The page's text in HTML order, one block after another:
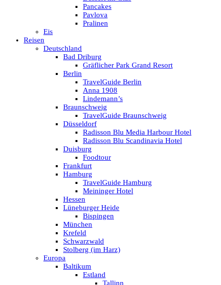
Pancakes
Pavlova
Pralinen
Eis
Reisen
Deutschland
Bad Driburg
Gräflicher Park Grand Resort
Berlin
TravelGuide Berlin
Anna 1908
Lindemann’s
Braunschweig
TravelGuide Braunschweig
Düsseldorf
Radisson Blu Media Harbour Hotel
Radisson Blu Scandinavia Hotel
Duisburg
Foodtour
Frankfurt
Hamburg
TravelGuide Hamburg
Meininger Hotel
Hessen
Lüneburger Heide
Bispingen
München
Krefeld
Schwarzwald
Stolberg (im Harz)
Europa
Baltikum
Estland
Tallinn